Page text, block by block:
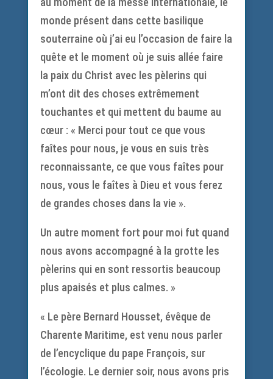
monde présent dans cette basilique
souterraine où j’ai eu l’occasion de faire la
quête et le moment où je suis allée faire
la paix du Christ avec les pèlerins qui
m’ont dit des choses extrêmement
touchantes et qui mettent du baume au
cœur : « Merci pour tout ce que vous
faîtes pour nous, je vous en suis très
reconnaissante, ce que vous faîtes pour
nous, vous le faîtes à Dieu et vous ferez
de grandes choses dans la vie ».
Un autre moment fort pour moi fut quand
nous avons accompagné à la grotte les
pèlerins qui en sont ressortis beaucoup
plus apaisés et plus calmes. »
« Le père Bernard Housset, évêque de
Charente Maritime, est venu nous parler
de l’encyclique du pape François, sur
l’écologie. Le dernier soir, nous avons pris